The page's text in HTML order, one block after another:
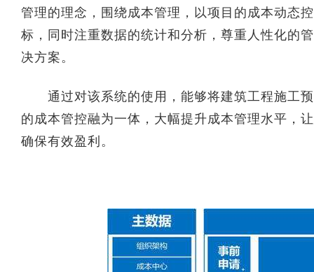
管理的理念，围绕成本管理，以项目的成本动态
标，同时注重数据的统计和分析，尊重人性化的
决方案。
通过对该系统的使用，能够将建筑工程施工预
的成本管控融为一体，大幅提升成本管理水平，
确保有效盈利。